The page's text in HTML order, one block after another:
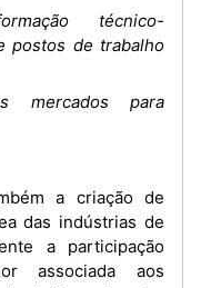
técnico-
postos de trabalho
mercados para
das indústrias de
a participação
associada aos